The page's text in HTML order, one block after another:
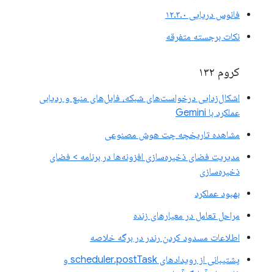
فانوس دریایی ۱۲.۳.۰
نکات برجسته متفرقه
کروم ۱۳۲
اشکال‌زدایی درخواست‌های شبکه، فایل‌های منبع و ردیابی
عملکرد با Gemini
مشاهده تاریخچه چت هوش مصنوعی
مدیریت فضای ذخیره‌سازی افزونه‌ها در برنامه > فضای
ذخیره‌سازی
بهبود عملکرد
مراحل تعامل در معیارهای زنده
اطلاعات مسدود کردن رندر در برگه خلاصه
پشتیبانی از رویدادهای scheduler.postTask و